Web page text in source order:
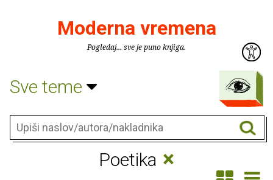
Moderna vremena
Pogledaj... sve je puno knjiga.
Sve teme
Poetika ×